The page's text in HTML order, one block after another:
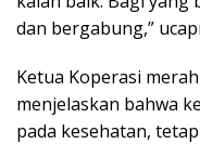
dan bergabung,”
Ketua Koperasi
menjelaskan bahwa
pada kesehatan,